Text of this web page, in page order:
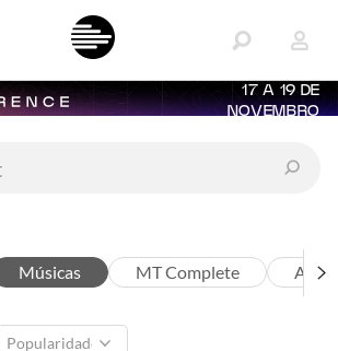
17 A 19 DE
NOVEMBRO
Músicas MT Complete